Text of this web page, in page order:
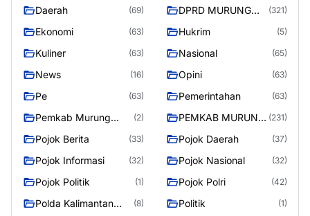
Daerah (69)
DPRD MURUNG
(321)
Ekonomi (63) Hukrim (5)
Kuliner (63) Nasional (65)
News (16) Opini (63)
Pe (63) Pemerintahan (63)
Pemkab Murung
(2)
PEMKAB MURUNG (231)
Pojok Berita (33) Pojok Daerah (37)
Pojok Informasi (32) Pojok Nasional (32)
Pojok Politik (1) Pojok Polri (42)
Polda Kalimantan
(8) Politik (1)